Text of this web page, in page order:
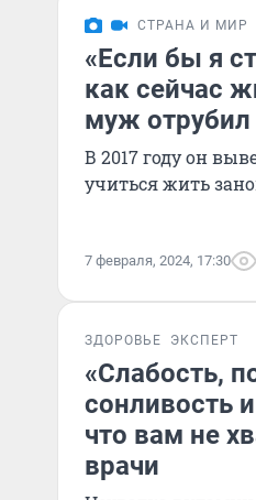
СТРАНА И МИР
«Если бы я
как сейчас
муж отрубил
В 2017 году он
учиться жить
7 февраля, 2024, 17:30
ЗДОРОВЬЕ ЭКСПЕРТ
«Слабость,
сонливость
что вам не
врачи